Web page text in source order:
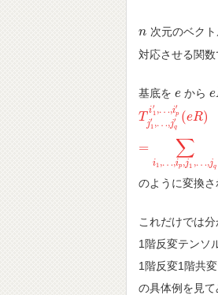
n
n 次元のベク
対応させる関数
基底を e
e からe
e
T
i′
1 ,…,i′
p
j′
1 ,…,j′
q
(eR)
=
∑
i1 ,…,ip ,j1 ,…,jq
Tj1′, ,jq′i1′,…
のように変換さ
これだけでは分
1階反変テンソ
1階反変1階共
の具体例を見て